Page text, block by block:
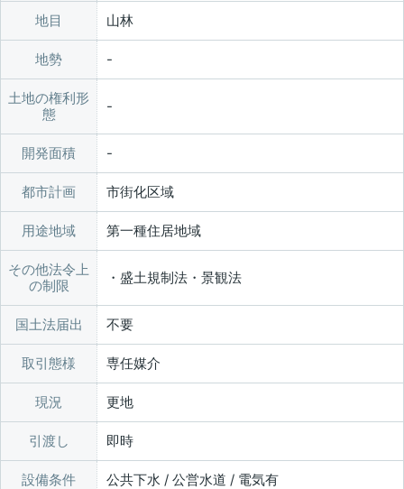
地目 山林
地勢
土地の権利形
態
開発面積
都市計画 市街化区域
用途地域 第一種住居地域
その他法令上
の制限
・盛土規制法・景観法
国土法届出 不要
取引態様 専任媒介
現況 更地
引渡し 即時
設備条件 公共下水 / 公営水道 / 電気有